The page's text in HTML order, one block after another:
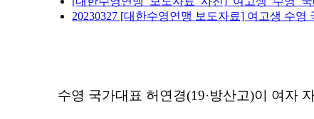
20230327 [대한수영연맹 보도자료] 여고생 수영
수영 국가대표 허연경(19·방산고)이 여자